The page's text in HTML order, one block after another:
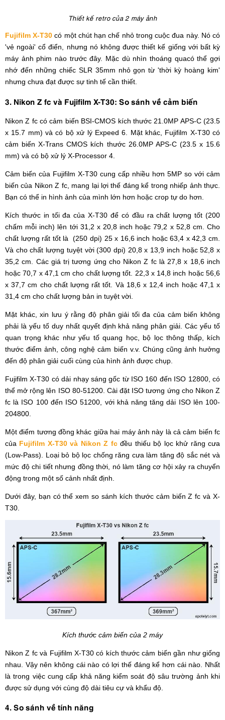
Thiết kế retro của 2 máy ảnh
Fujifilm X-T30 có một chút hạn chế nhỏ trong cuộc đua này. Nó có
'vẻ ngoài' cổ điển, nhưng nó không được thiết kế giống với bất kỳ
máy ảnh phim nào trước đây. Mặc dù nhìn thoáng quacó thể gợi
nhớ đến những chiếc SLR 35mm nhỏ gọn từ 'thời kỳ hoàng kim'
nhưng chưa đạt được sự tinh tế cần thiết.
3. Nikon Z fc và Fujifilm X-T30: So sánh về cảm biến
Nikon Z fc có cảm biến BSI-CMOS kích thước 21.0MP APS-C (23.5
x 15.7 mm) và có bộ xử lý Expeed 6. Mặt khác, Fujifilm X-T30 có
cảm biến X-Trans CMOS kích thước 26.0MP APS-C (23.5 x 15.6
mm) và có bộ xử lý X-Processor 4.
Cảm biến của Fujifilm X-T30 cung cấp nhiều hơn 5MP so với cảm
biến của Nikon Z fc, mang lại lợi thế đáng kể trong nhiếp ảnh thực.
Bạn có thể in hình ảnh của mình lớn hơn hoặc crop tự do hơn.
Kích thước in tối đa của X-T30 để có đầu ra chất lượng tốt (200
chấm mỗi inch) lên tới 31,2 x 20,8 inch hoặc 79,2 x 52,8 cm. Cho
chất lượng rất tốt là (250 dpi) 25 x 16,6 inch hoặc 63,4 x 42,3 cm.
Và cho chất lượng tuyệt vời (300 dpi) 20,8 x 13,9 inch hoặc 52,8 x
35,2 cm. Các giá trị tương ứng cho Nikon Z fc là 27,8 x 18,6 inch
hoặc 70,7 x 47,1 cm cho chất lượng tốt. 22,3 x 14,8 inch hoặc 56,6
x 37,7 cm cho chất lượng rất tốt. Và 18,6 x 12,4 inch hoặc 47,1 x
31,4 cm cho chất lượng bản in tuyệt vời.
Mặt khác, xin lưu ý rằng độ phân giải tối đa của cảm biến không
phải là yếu tố duy nhất quyết định khả năng phân giải. Các yếu tố
quan trọng khác như yếu tố quang học, bộ lọc thông thấp, kích
thước điểm ảnh, công nghệ cảm biến v.v. Chúng cũng ảnh hưởng
đến độ phân giải cuối cùng của hình ảnh được chụp.
Fujifilm X-T30 có dải nhạy sáng gốc từ ISO 160 đến ISO 12800, có
thể mở rộng lên ISO 80-51200. Cài đặt ISO tương ứng cho Nikon Z
fc là ISO 100 đến ISO 51200, với khả năng tăng dải ISO lên 100-
204800.
Một điểm tương đồng khác giữa hai máy ảnh này là cả cảm biến fc
của Fujifilm X-T30 và Nikon Z fcđều thiếu bộ lọc khử răng cưa
(Low-Pass). Loại bỏ bộ lọc chống răng cưa làm tăng độ sắc nét và
mức độ chi tiết nhưng đồng thời, nó làm tăng cơ hội xảy ra chuyển
động trong một số cảnh nhất định.
Dưới đây, bạn có thể xem so sánh kích thước cảm biến Z fc và X-
T30.
Kích thước cảm biến của 2 máy
Nikon Z fc và Fujifilm X-T30 có kích thước cảm biến gần như giống
nhau. Vậy nên không cái nào có lợi thế đáng kể hơn cái nào. Nhất
là trong việc cung cấp khả năng kiểm soát độ sâu trường ảnh khi
được sử dụng với cùng độ dài tiêu cự và khẩu độ.
4. So sánh về tính năng